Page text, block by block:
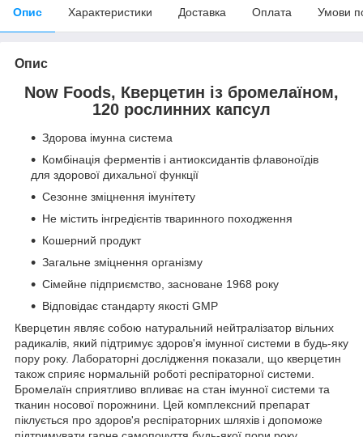
Опис Характеристики Доставка Оплата Умови
Опис
Now Foods, Кверцетин із бромелаїном,
120 рослинних капсул
Здорова імунна система
Комбінація ферментів і антиоксидантів флавоноїдів
для здорової дихальної функції
Сезонне зміцнення імунітету
Не містить інгредієнтів тваринного походження
Кошерний продукт
Загальне зміцнення організму
Сімейне підприємство, засноване 1968 року
Відповідає стандарту якості GMP
Кверцетин являє собою натуральний нейтралізатор вільних
радикалів, який підтримує здоров'я імунної системи в будь-яку
пору року. Лабораторні дослідження показали, що кверцетин
також сприяє нормальній роботі респіраторної системи.
Бромелаїн сприятливо впливає на стан імунної системи та
тканин носової порожнини. Цей комплексний препарат
піклується про здоров'я респіраторних шляхів і допоможе